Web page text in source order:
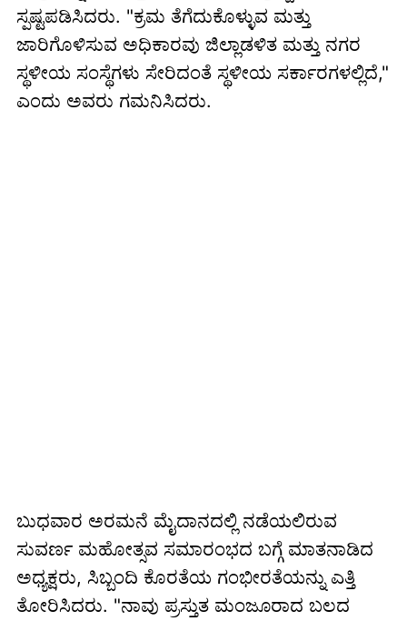
ಸ್ಪಷ್ಟಪಡಿಸಿದರು. "ಕ್ರಮ ತೆಗೆದುಕೊಳ್ಳುವ ಮತ್ತು
ಜಾರಿಗೊಳಿಸುವ ಅಧಿಕಾರವು ಜಿಲ್ಲಾಡಳಿತ ಮತ್ತು ನಗರ
ಸ್ಥಳೀಯ ಸಂಸ್ಥೆಗಳು ಸೇರಿದಂತೆ ಸ್ಥಳೀಯ ಸರ್ಕಾರಗಳಲ್ಲಿದೆ,"
ಎಂದು ಅವರು ಗಮನಿಸಿದರು.
ಬುಧವಾರ ಅರಮನೆ ಮೈದಾನದಲ್ಲಿ ನಡೆಯಲಿರುವ
ಸುವರ್ಣ ಮಹೋತ್ಸವ ಸಮಾರಂಭದ ಬಗ್ಗೆ ಮಾತನಾಡಿದ
ಅಧ್ಯಕ್ಷರು, ಸಿಬ್ಬಂದಿ ಕೊರತೆಯ ಗಂಭೀರತೆಯನ್ನು ಎತ್ತಿ
ತೋರಿಸಿದರು. "ನಾವು ಪ್ರಸ್ತುತ ಮಂಜೂರಾದ ಬಲದ